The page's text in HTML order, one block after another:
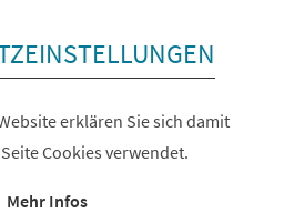
erklären Sie sich damit
Cookies verwendet.
Mehr Infos